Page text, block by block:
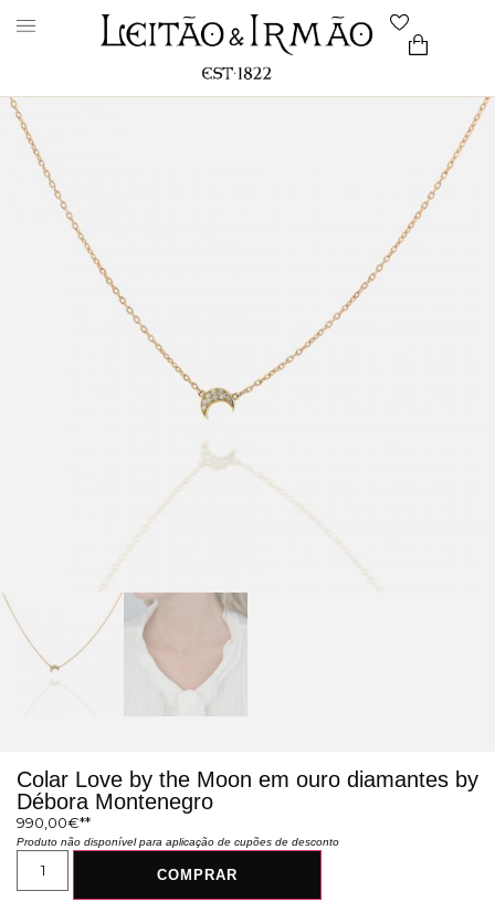
Colar Love by the Moon em ouro diamantes by
Débora Montenegro
990,00€
Produto não disponível para aplicação de cupões de desconto
COMPRAR